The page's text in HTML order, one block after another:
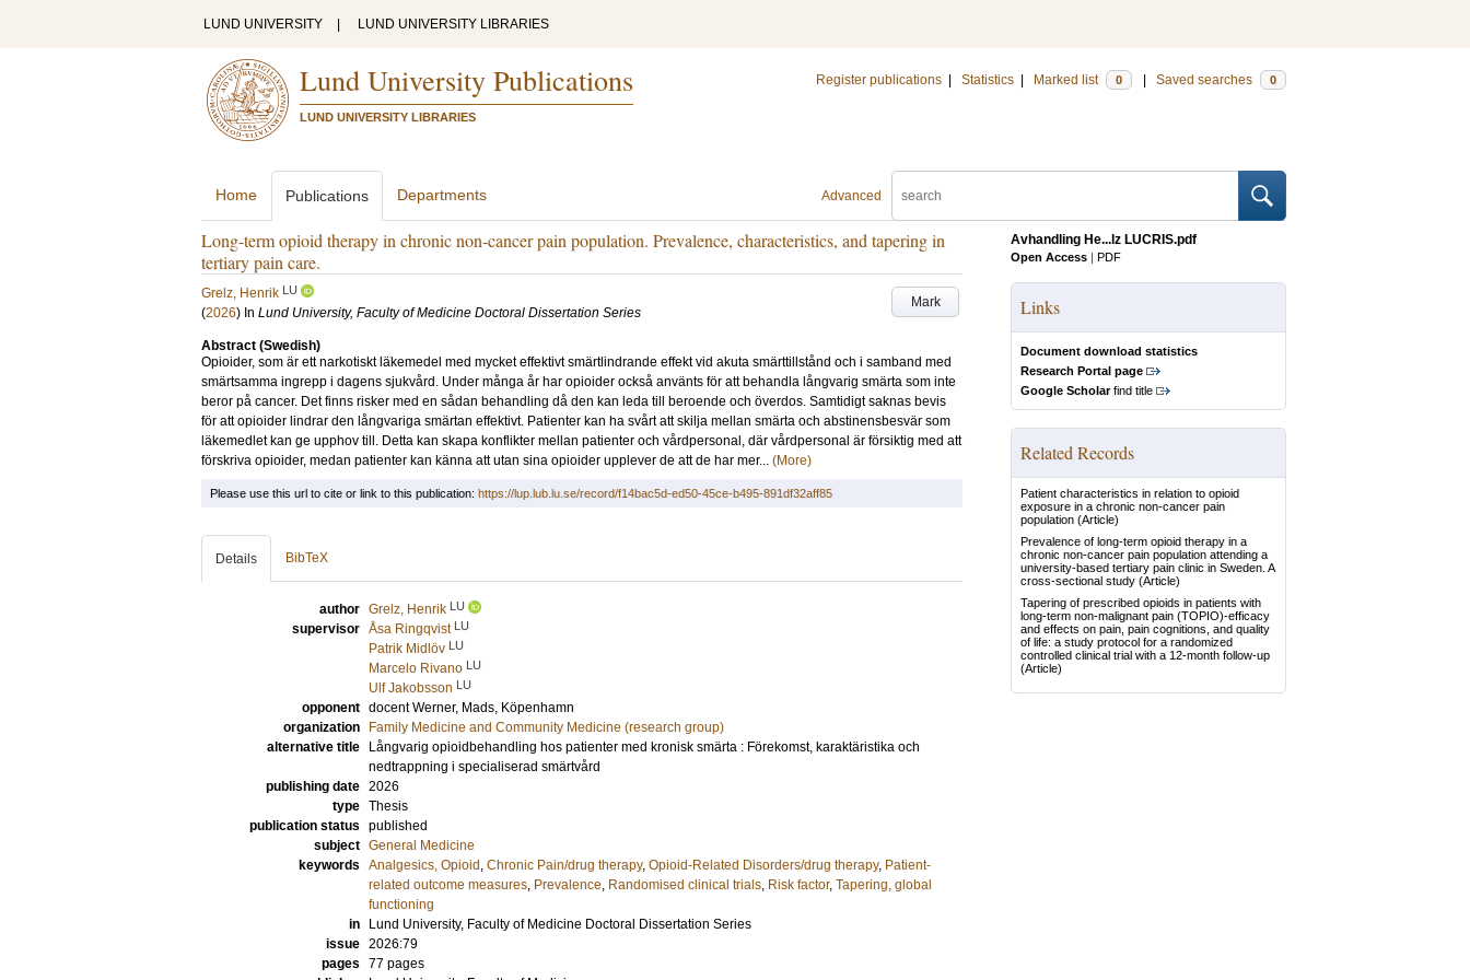
LUND UNIVERSITY LUND UNIVERSITY LIBRARIES
Lund University Publications
LUND UNIVERSITY LIBRARIES
Register publications Statistics Marked list 0 Saved searches 0
Advanced
Home Publications Departments
Long-term opioid therapy in chronic non-cancer pain population. Prevalence, characteristics, and tapering in
tertiary pain care.
Mark
Grelz, Henrik LU
(2026) In Lund University, Faculty of Medicine Doctoral Dissertation Series
Abstract (Swedish)
Opioider, som är ett narkotiskt läkemedel med mycket effektivt smärtlindrande effekt vid akuta smärttillstånd och i samband med
smärtsamma ingrepp i dagens sjukvård. Under många år har opioider också använts för att behandla långvarig smärta som inte
beror på cancer. Det finns risker med en sådan behandling då den kan leda till beroende och överdos. Samtidigt saknas bevis
för att opioider lindrar den långvariga smärtan effektivt. Patienter kan ha svårt att skilja mellan smärta och abstinensbesvär som
läkemedlet kan ge upphov till. Detta kan skapa konflikter mellan patienter och vårdpersonal, där vårdpersonal är försiktig med att
förskriva opioider, medan patienter kan känna att utan sina opioider upplever de att de har mer... (More)
Avhandling He...lz LUCRIS.pdf
Open Access | PDF
Links
Document download statistics
Research Portal page
Google Scholarfind title
Related Records
Patient characteristics in relation to opioid
exposure in a chronic non-cancer pain
population (Article)
Prevalence of long-term opioid therapy in a
chronic non-cancer pain population attending a
university-based tertiary pain clinic in Sweden. A
cross-sectional study (Article)
Tapering of prescribed opioids in patients with
long-term non-malignant pain (TOPIO)-efficacy
and effects on pain, pain cognitions, and quality
of life: a study protocol for a randomized
controlled clinical trial with a 12-month follow-up
(Article)
Please use this url to cite or link to this publication: https://lup.lub.lu.se/record/f14bac5d-ed50-45ce-b495-891df32aff85
Details BibTeX
author Grelz, Henrik LU
supervisor Åsa Ringqvist LU
Patrik Midlöv LU
Marcelo Rivano LU
Ulf Jakobsson LU
opponent docentWerner, Mads, Köpenhamn
organization
Family Medicine and Community Medicine (research group)
alternative title
Långvarig opioidbehandling hos patienter med kronisk smärta : Förekomst, karaktäristika och
nedtrappning i specialiserad smärtvård
publishing date 2026
type Thesis
publication status published
subject General Medicine
keywords Analgesics, Opioid , Chronic Pain/drug therapy, Opioid-Related Disorders/drug therapy, Patient-
related outcome measures, Prevalence, Randomised clinical trials, Risk factor, Tapering, global
functioning
in
Lund University, Faculty of Medicine Doctoral Dissertation Series
issue 2026:79
pages 77 pages